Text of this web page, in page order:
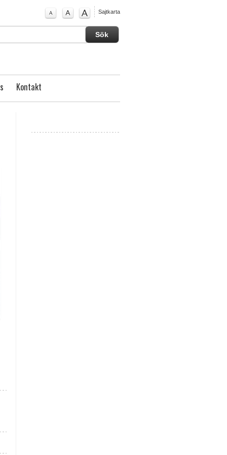
Sajtkarta
Kontakt